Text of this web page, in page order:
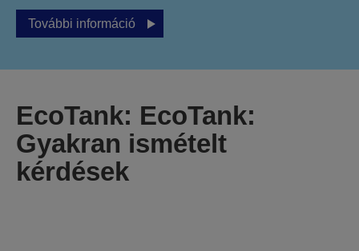
További információ
EcoTank: EcoTank:
Gyakran ismételt
kérdések